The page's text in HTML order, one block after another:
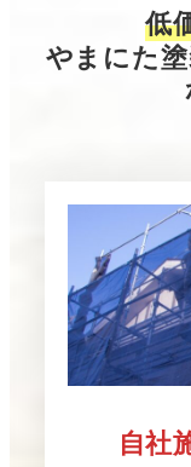
低
やまにた
自社